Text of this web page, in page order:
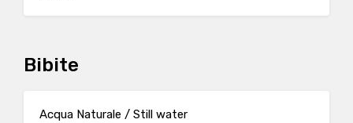
Bibite
Acqua Naturale / Still water